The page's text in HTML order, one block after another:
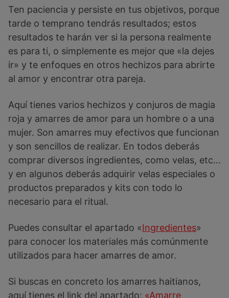
Ten paciencia y persiste en tus objetivos, porque
tarde o temprano tendrás resultados; estos
resultados te harán ver si la persona realmente
es para ti, o simplemente es mejor que «la dejes
ir» y te enfoques en otros hechizos para abrirte
al amor y encontrar otra pareja.
Aquí tienes varios hechizos y conjuros de magia
roja y amarres de amor para un hombre o a una
mujer. Son amarres muy efectivos que funcionan
y son sencillos de realizar. En todos deberás
comprar diversos ingredientes, como velas, etc…
y en algunos deberás adquirir velas especiales o
productos preparados y kits con todo lo
necesario para el ritual.
Puedes consultar el apartado «Ingredientes»
para conocer los materiales más comúnmente
utilizados para hacer amarres de amor.
Si buscas en concreto los amarres haitianos,
aquí tienes el link del apartado: «Amarre